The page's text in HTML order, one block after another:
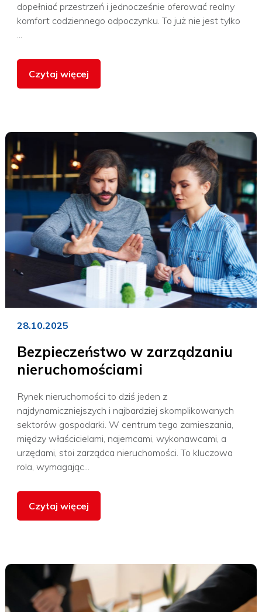
dopełniać przestrzeń i jednocześnie oferować realny
komfort codziennego odpoczynku. To już nie jest tylko
Czytaj więcej
28.10.2025
Bezpieczeństwo w zarządzaniu
nieruchomościami
Rynek nieruchomości to dziś jeden z
najdynamiczniejszych i najbardziej skomplikowanych
sektorów gospodarki. W centrum tego zamieszania,
między właścicielami, najemcami, wykonawcami, a
urzędami, stoi zarządca nieruchomości. To kluczowa
rola, wymagając...
Czytaj więcej